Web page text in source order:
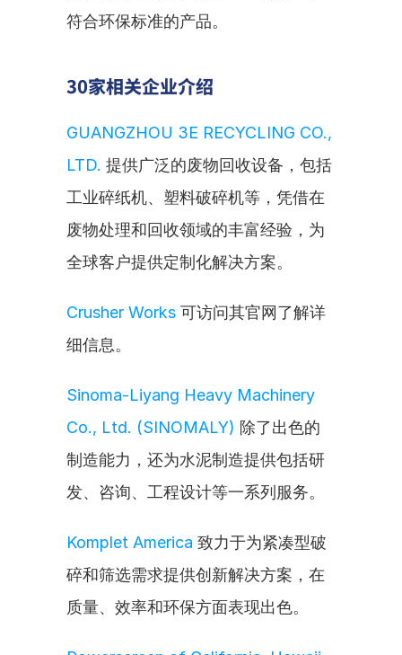
符合环保标准的产品。
30家相关企业介绍
GUANGZHOU 3E RECYCLING CO.,
LTD. 提供广泛的废物回收设备，包括
工业碎纸机、塑料破碎机等，凭借在
废物处理和回收领域的丰富经验，为
全球客户提供定制化解决方案。
Crusher Works 可访问其官网了解详
细信息。
Sinoma-Liyang Heavy Machinery
Co., Ltd. (SINOMALY) 除了出色的
制造能力，还为水泥制造提供包括研
发、咨询、工程设计等一系列服务。
Komplet America 致力于为紧凑型破
碎和筛选需求提供创新解决方案，在
质量、效率和环保方面表现出色。